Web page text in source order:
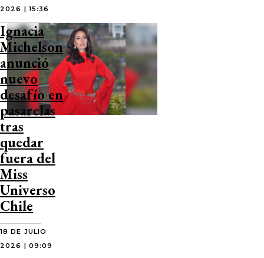
2026 | 15:36
Ignacia
Michelson
anunció
nuevo
desafío en
pasarelas
tras
quedar
fuera del
Miss
Universo
Chile
18 DE JULIO
2026 | 09:09